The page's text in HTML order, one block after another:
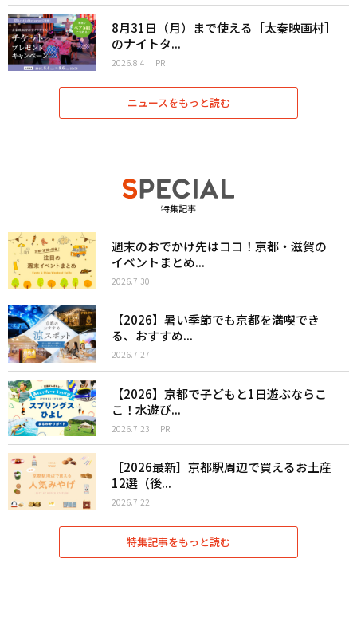
8月31日（月）まで使える［太秦映画村］
のナイトタ...
2026.8.4 PR
ニュースをもっと読む
特集記事
週末のおでかけ先はココ！京都・滋賀の
イベントまとめ...
2026.7.30
【2026】暑い季節でも京都を満喫でき
る、おすすめ...
2026.7.27
【2026】京都で子どもと1日遊ぶならこ
こ！水遊び...
2026.7.23 PR
［2026最新］京都駅周辺で買えるお土産
12選（後...
2026.7.22
特集記事をもっと読む